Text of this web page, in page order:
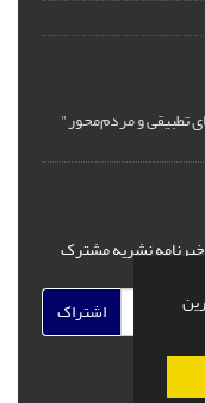
تطبیقی و مردم‌محور"
خبرنامه نشریه مشترک
اشتراک